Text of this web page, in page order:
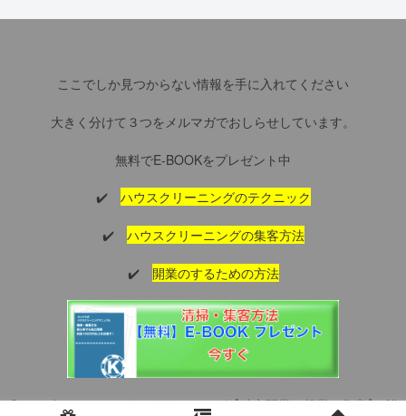
ここでしか見つからない情報を手に入れてください
大きく分けて３つをメルマガでおしらせしています。
無料でE-BOOKをプレゼント中
✔️ ハウスクリーニングのテクニック
✔️ ハウスクリーニングの集客方法
✔️ 開業のするための方法
Copyright © 2016 ハウスクリーニング【独立開業・起業・集客】 All